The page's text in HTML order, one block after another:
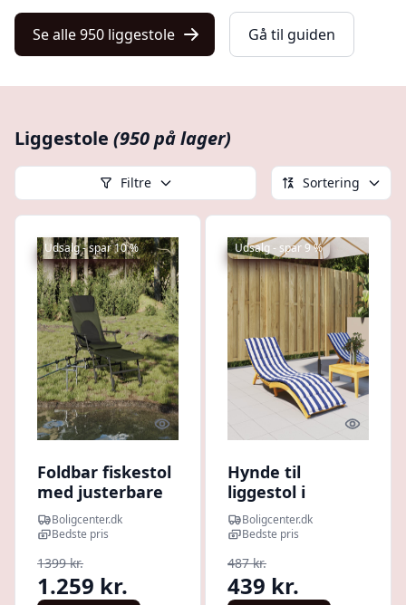
Se alle 950 liggestole Gå til guiden
Liggestole (950 på lager)
Filtre Sortering
Udsalg - spar 10 %
Quick look
Foldbar fiskestol
med justerbare
ben - grøn/sort
liggestol
Boligcenter.dk
Bedste pris
1399 kr.
1.259 kr.
Udsalg - spar 9 %
Quick
Hynde til
liggestol i
oxfordstof -
striber blå/hvid
Boligcenter.dk
Bedste pris
487 kr.
439 kr.